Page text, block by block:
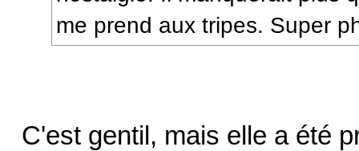
me prend aux tripes. Super
C'est gentil, mais elle a été